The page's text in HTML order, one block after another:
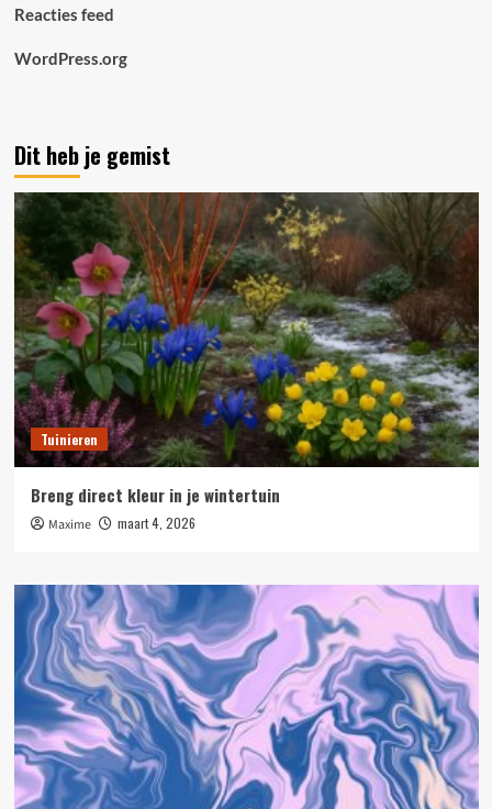
Reacties feed
WordPress.org
Dit heb je gemist
Tuinieren
Breng direct kleur in je wintertuin
Maxime maart 4, 2026